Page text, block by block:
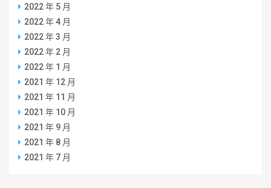
2022 年 5 月
2022 年 4 月
2022 年 3 月
2022 年 2 月
2022 年 1 月
2021 年 12 月
2021 年 11 月
2021 年 10 月
2021 年 9 月
2021 年 8 月
2021 年 7 月